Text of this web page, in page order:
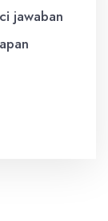
jawaban